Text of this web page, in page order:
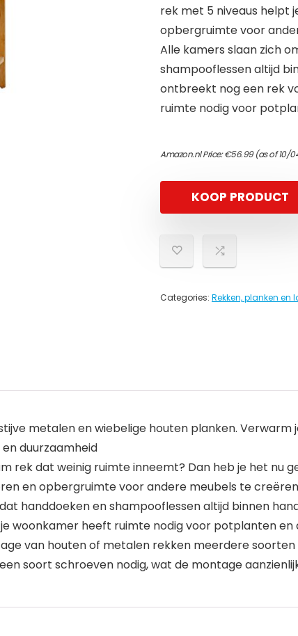
rek met 5 niveaus helpt
opbergruimte voor
Alle kamers slaan zich
shampooflessen altijd
ontbreekt nog een rek
ruimte nodig voor
Amazon.nl Price:€56.99(as of 10/
KOOP PRODUCT
Categories: Rekken, planken en
metalen en wiebelige houten planken.
duurzaamheid
rek dat weinig ruimte inneemt? Dan heb je het nu
en opbergruimte voor andere meubels te creëren
handdoeken en shampooflessen altijd binnen
woonkamer heeft ruimte nodig voor potplanten en
van houten of metalen rekken meerdere
soort schroeven nodig, wat de montage